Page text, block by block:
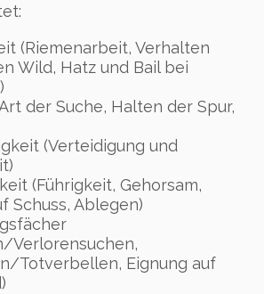
(Riemenarbeit, Verhalten
Wild, Hatz und Bail bei
der Suche, Halten der Spur,
(Verteidigung und
(Führigkeit, Gehorsam,
Schuss, Ablegen)
Verlorensuchen,
Totverbellen, Eignung auf